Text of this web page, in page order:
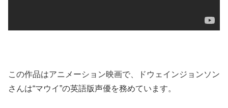
この作品はアニメーション映画で、ドウェインジョンソン
さんは“マウイ”の英語版声優を務めています。